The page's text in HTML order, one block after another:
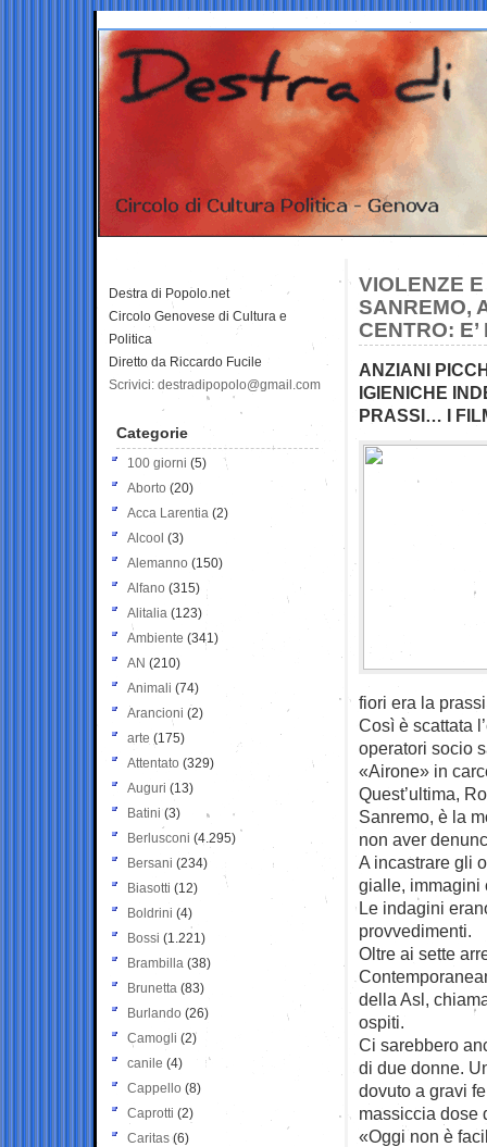
VIOLENZE
SANREMO,
CENTRO:
ANZIANI
IGIENICHE
PRASSI… I
fiori era la
Così è scattata
operatori socio
«Airone» in
Quest’ultima,
Sanremo, è la
non aver
A incastrare gli
gialle, immagini
Le indagini
provvedimenti.
Oltre ai sette
della Asl,
ospiti.
Ci sarebbero
di due donne.
dovuto a gravi
massiccia dose
«Oggi non è
Destra di Popolo.net
Circolo Genovese di Cultura e
Politica
Diretto da Riccardo Fucile
Scrivici: destradipopolo@gmail.com
Categorie
100 giorni (5)
Aborto (20)
Acca Larentia (2)
Alcool (3)
Alemanno (150)
Alfano (315)
Alitalia (123)
Ambiente (341)
AN (210)
Animali (74)
Arancioni (2)
arte (175)
Attentato (329)
Auguri (13)
Batini (3)
Berlusconi (4.295)
Bersani (234)
Biasotti (12)
Boldrini (4)
Bossi (1.221)
Brambilla (38)
Brunetta (83)
Burlando (26)
Camogli (2)
canile (4)
Cappello (8)
Caprotti (2)
Caritas (6)